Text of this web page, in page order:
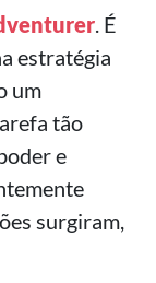
. É
estratégia
um
tão
e
surgiram,